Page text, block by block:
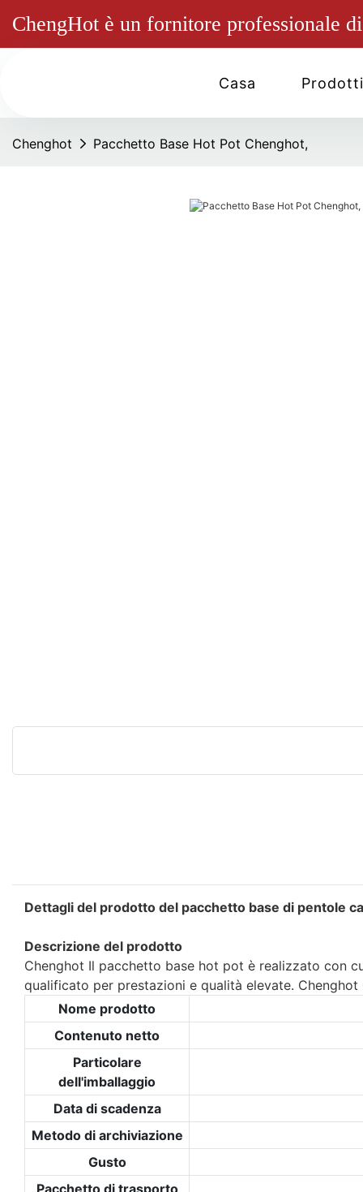
ChengHot è un fornitore professionale
Casa Prodotti
Chenghot Pacchetto Base Hot Pot Chenghot,
Dettagli del prodotto del pacchetto base di pentole
Descrizione del prodotto
Chenghot Il pacchetto base hot pot è realizzato con
qualificato per prestazioni e qualità elevate.
Nome prodotto
Contenuto netto
Particolare
dell'imballaggio
Data di scadenza
Metodo di archiviazione
Gusto
Pacchetto di trasporto